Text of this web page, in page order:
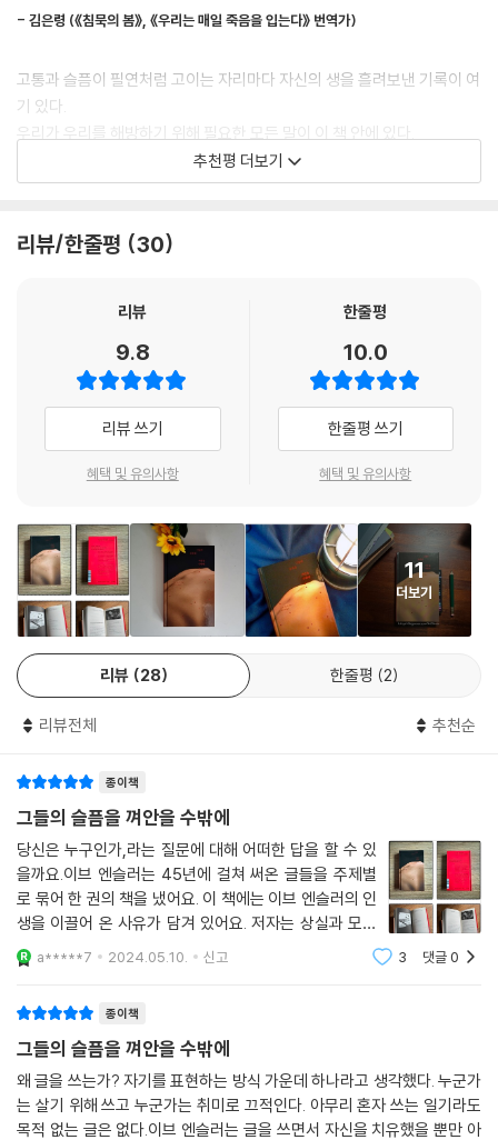
문화가 바뀌지 않고 가부장제가 완전히 해체되지 않는 한, 우리는 영원히
적인 방식을 상상해야만 한다.
--- pp.187-188 「재난 가부장제」중에서
우리가 말하기 두려워하는 이야기 중 하나는 우리 인간이 별로 만들어진
것만큼이나 슬픔으로 만들어져 있기도 하다는 사실이다.
어린 시절 내내 나는 중력을 거스르기 위해 사력을 다했다. 두려움을 없앨
연습을. 나는 아래로 떨어지면서도 공중제비를 도는 하이다이버high div
er가 되어 높은 벼랑에서 뛰어내렸다. 그 추락하는 자유, 미친 생동감, 눈
부시게 찬란한 위험.
--- p.228 「추락할 때 할 수 있는 것은 추락뿐」중에서
쏘지도 물지도 못하는 매미들에게
유일한 방어책은 수백만 마리가 일제히 함께 날아오르는 것.
나는 살을 맞대야 했다. 내 육체가 누군가와 연결되어 있다는 감각이 필요
했다. 그 덕분에 나는 지독한 외로움에 빠져 죽지 않을 수 있었다. 연결은
내가 세상에 존재한다는 감각을 잃지 않게 해주었다.
--- p.277 「만질 수 없다면 우리는 무엇이지?」중에서
자유와 선택할 권리가 주는 달콤함을 한 번이라도 맛보았다면, 내 몸을 진
정 소유해 보았다면, 진실로 해방되어 내 몸의 무한한 가능성을 알았다면,
내 몸의 주체가 되어 내 모든 구멍에서 솟구치는 그 생명력을 느껴보았다
--- p.339 「여기는 우리의 세상이에요」중에서
이브는 급진적인 사람이에요. 저는 급진적radical이라는 단어가 좋아요.
왜냐면 그것은 뿌리를 찾아간다는 뜻이니까요. 여러분, 지금이 바로 급진
적인 변화를 꾀할 때입니다. 우리 몸을 되찾고 춤추고 북을 울리며 일어날
때입니다.
--- p.360 「이브의 혁명」중에서
연대란 그것이 모두의 문제임을 의미합니다. 우리는 이 안에서 모두 평등
험을 더 무릅쓰고 더 직접적이며 더 급진적이고 더 강렬하고 더 헌신합니
다. 기꺼이 선을 넘어 우리 모두를 위해 투쟁하는 일이에요.
--- p.364 「“고통으로 가득 찬 춤추는 나라의 사람이 되어”」중에서
타오르는 글로 저항하기
이브 엔슬러의 슬픔은 그가 만나온 타인들의 슬픔과 뒤엉켜 시대의 슬픔이
된다. 그래서 이 책은 “너무 늦어버린 슬픔”이 흘러 모인 형상이다. 이브 엔
슬러는 자신의 슬픔을 집요하게 파헤치며 나아간다. 친족 성폭력과 가정폭
사회가 외면한 사람들의 슬픔까지 기꺼이 자신의 슬픔으로 껴안는다. 모두
지 않는 아픔을 목격하고 그것이 지금 여기 이곳에 존재했음을 글쓰기로
증언한다. 그래서 이 고통은 실재가 되어 자신을 지우려 했던 세상에 저항
한다. 그의 글쓰기는 저항이다.
이브 엔슬러는 세상에 의해 ‘비정상’으로 규정되어 하릴없이 미끄러지는
이들이 더 이상 사라지지 않도록 ‘단어로 쌓아올린 벽’을 만들었고 또 그렇
게 벽을 쌓아가며 ‘나’를 지켜냈다. 아무도 돌아보지 않는 사람들을 이곳에
상에 균열을 내는 날카로운 유리조각 같기도, 또 어느 때에는 외로운 우리
의 살갗을 덮어주는 부드러운 천 같기도 하다. 어떤 저항은 단어를 쌓아가
는 것만으로도 완성된다는 것을, 이브 엔슬러는 자신의 온 생애로 증명해
보인다. 《그들의 슬픔을 껴안을 수밖에》는 한 사람이 치열하게 걸어온 평
생의 궤적이자 뒤엉킨 슬픔의 덩어리, 미래를 향한 찬가다.
다른 어떤 미래도 없다는 듯이 사유하고 행동하라
세상이 정말로 그렇게 바뀔 때까지
그렇다면 우리는 이 슬픔들을 어떻게 해결할 것인가? 우리는 우리에게 주
어진 현실만이 전부라는 착각에 타인의 슬픔을 알려고 하지 않고 고립된
채 병들고 있다. 어쩌면 우리는 팬데믹 이전부터 고립되어 있었는지도 모
른다. 팬데믹이 우리를 단절시킨 것이 아니라 우리가 이미 단절되어 있음
을 드러내준 것일 뿐. 무한경쟁과 각자도생이 시대정신이 된 이 세계에서
단절되기는 쉽고 사유하기는 어렵다. 그러나 그렇기에 우리는 더 치열하게
사유하고 연결되어야 한다. 타인의 아픔을 기꺼이, 있는 그대로 목격할 용
기를 내야 한다.
《그들의 슬픔을 껴안을 수밖에》에서 말하는 진정한 사유는 “기억하기, 인
식하기. 책임지기의 행위를 수반”하고 “눈앞에 있으나 우리가 바라보기를
거부하는 바로 그것에서 눈을 돌리지 않고 들여다보고 살펴보고 수치심을
기꺼이 끌어안으라고 요구하”는 것이다. 사유에는 “실수와 잘못, 악행을
인정하고 사과하면 필요하다면 생각이나 행동을 바꾸는 일까지도” 포함된
- 김은령 (《침묵의 봄》, 《우리는 매일 죽음을 입는다》 번역가)
고통과 슬픔이 필연처럼 고이는 자리마다 자신의 생을 흘려보낸 기록이 여
기 있다.
우리가 우리를 해방하기 위해 필요한 모든 말이 이 책 안에 있다.
- 장일호 (《슬픔의 방문》 저자,〈시사IN〉 기자)
다. 동시에 고통받는 인류에 대한 사랑의 기록이기도 하며, 우리 인류의 무
정의가 없으면 자유도, 진실도 없으며, 완전한 삶도 없다는 본질을 향해 나
- 칼 번스타인 (《워터게이트》공저자, 퓰리처상 수상 기자)
인류가 자신의 과거를 충분히 고려할 필요와 개인적, 정치적 연결에 대한
성찰을 제공한다. 우아하고 지금 우리에게 필요한 책.
- 커커스 리뷰
추천평 더보기
리뷰/한줄평 30
리뷰
9.8
리뷰 쓰기
혜택 및 유의사항
한줄평
10.0
한줄평 쓰기
혜택 및 유의사항
11
더보기
리뷰 28 한줄평 2
리뷰전체 추천순
종이책
그들의 슬픔을 껴안을 수밖에
당신은 누구인가,라는 질문에 대해 어떠한 답을 할 수 있
을까요.이브 엔슬러는 45년에 걸쳐 써온 글들을 주제별
로 묶어 한 권의 책을 냈어요. 이 책에는 이브 엔슬러의 인
생을 이끌어 온 사유가 담겨 있어요. 저자는 상실과 모순
에 관한 사유와 슬픔에 관한 사유, 애도도 되지 못하고 나
누어지지 못한, 소화되지 못한 슬픔이 너무나 많다고, 그
a*****7 2024.05.10. 신고 3 댓글0
종이책
그들의 슬픔을 껴안을 수밖에
왜 글을 쓰는가? 자기를 표현하는 방식 가운데 하나라고 생각했다. 누군가
는 살기 위해 쓰고 누군가는 취미로 끄적인다. 아무리 혼자 쓰는 일기라도
목적 없는 글은 없다.이브 엔슬러는 글을 쓰면서 자신을 치유했을 뿐만 아